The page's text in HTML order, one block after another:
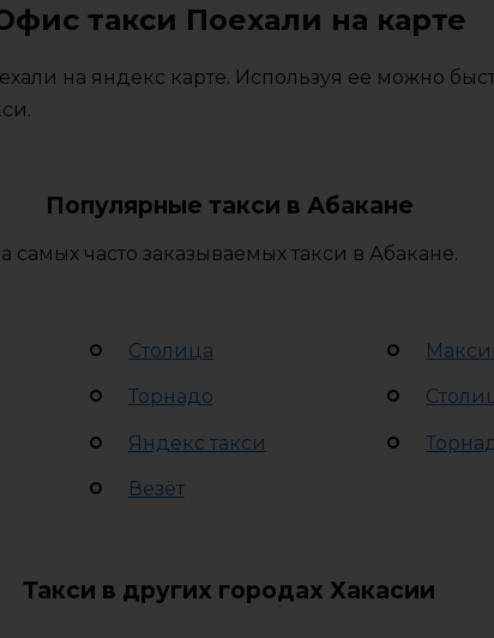
такси Поехали на карте
на яндекс карте. Используя ее можно
Популярные такси в Абакане
часто заказываемых такси в Абакане.
Столица
Торнадо
Яндекс такси
Везёт
Такси в других городах Хакасии